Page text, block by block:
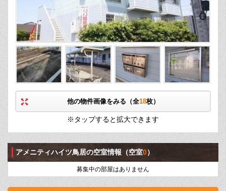
他の物件画像をみる（全18枚）
※タップすると拡大できます
アメニティハイツ鳥居の空室情報 （空室0）
募集中の部屋はありません